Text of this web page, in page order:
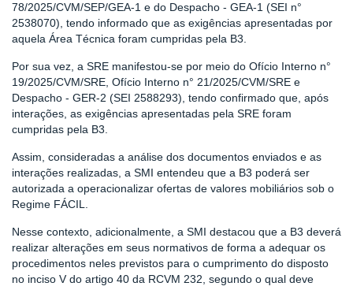
78/2025/CVM/SEP/GEA-1 e do Despacho - GEA-1 (SEI n°
2538070), tendo informado que as exigências apresentadas por
aquela Área Técnica foram cumpridas pela B3.
Por sua vez, a SRE manifestou-se por meio do Ofício Interno n°
19/2025/CVM/SRE, Ofício Interno n° 21/2025/CVM/SRE e
Despacho - GER-2 (SEI 2588293), tendo confirmado que, após
interações, as exigências apresentadas pela SRE foram
cumpridas pela B3.
Assim, consideradas a análise dos documentos enviados e as
interações realizadas, a SMI entendeu que a B3 poderá ser
autorizada a operacionalizar ofertas de valores mobiliários sob o
Regime FÁCIL.
Nesse contexto, adicionalmente, a SMI destacou que a B3 deverá
realizar alterações em seus normativos de forma a adequar os
procedimentos neles previstos para o cumprimento do disposto
no inciso V do artigo 40 da RCVM 232, segundo o qual deve